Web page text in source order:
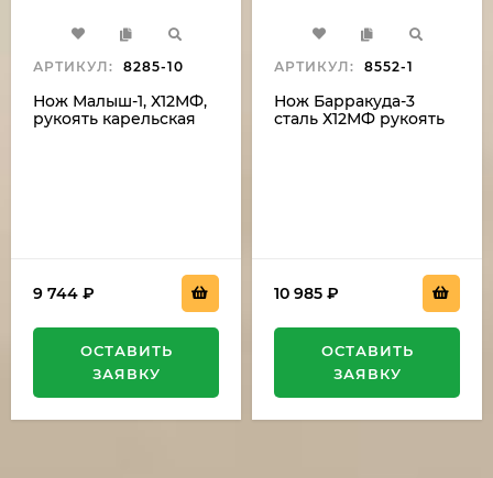
АРТИКУЛ: 8285-10
Нож Малыш-1, Х12МФ,
рукоять карельская
9 744 ₽
ОСТАВИТЬ
ЗАЯВКУ
АРТИКУЛ: 8552-1
Нож Барракуда-3
сталь Х12МФ рукоять
10 985 ₽
ОСТАВИТЬ
ЗАЯВКУ